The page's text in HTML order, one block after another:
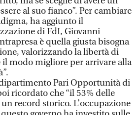
al suo fianco”. Per cambiare
ha aggiunto il
di FdI, Giovanni
è quella giusta bisogna
valorizzando la libertà di
il modo migliore per arrivare alla
Pari Opportunità di
ricordato che “il 53% delle
record storico. L’occupazione